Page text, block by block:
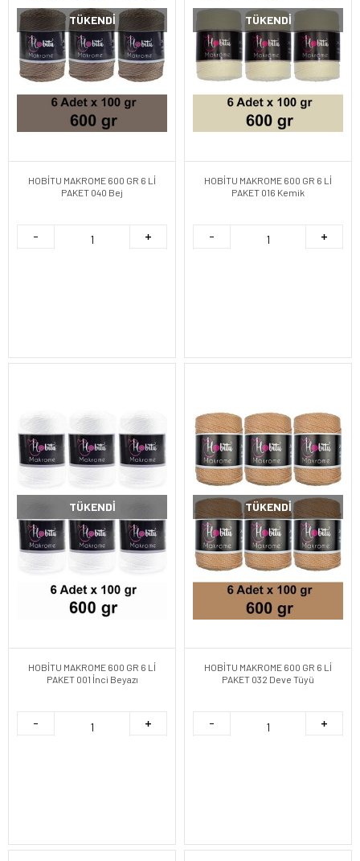
TÜKENDI
HOBİTU MAKROME 600 GR 6 Lİ
PAKET 040 Bej
TÜKENDI
HOBİTU MAKROME 600 GR 6 Lİ
PAKET 016 Kemik
TÜKENDI
HOBİTU MAKROME 600 GR 6 Lİ
PAKET 001 İnci Beyazı
TÜKENDI
HOBİTU MAKROME 600 GR 6 Lİ
PAKET 032 Deve Tüyü